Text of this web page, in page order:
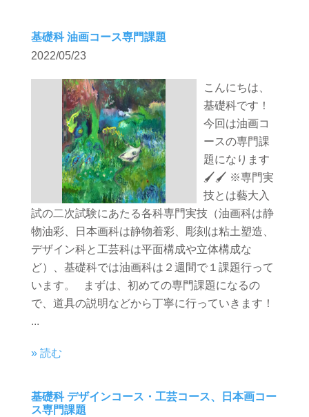
基礎科 油画コース専門課題
2022/05/23
こんにちは、
基礎科です！
今回は油画コ
ースの専門課
題になります
🖌🖌 ※専門実
技とは藝大入
試の二次試験にあたる各科専門実技（油画科は静
物油彩、日本画科は静物着彩、彫刻は粘土塑造、
デザイン科と工芸科は平面構成や立体構成な
ど）、基礎科では油画科は２週間で１課題行って
います。 まずは、初めての専門課題になるの
で、道具の説明などから丁寧に行っていきます！
...
» 読む
基礎科 デザインコース・工芸コース、日本画コー
ス専門課題